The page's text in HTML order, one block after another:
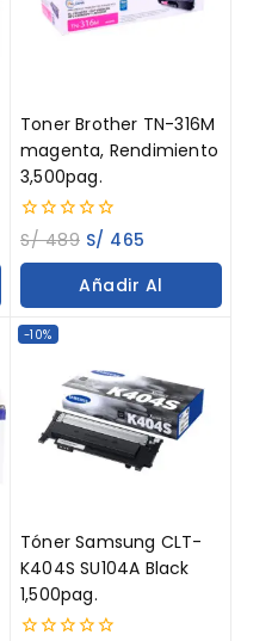
Toner Brother TN-316M
magenta, Rendimiento
3,500pag.
0
out
of
S/489 S/ 465
Añadir Al
-10%
Tóner Samsung CLT-
K404S SU104A Black
1,500pag.